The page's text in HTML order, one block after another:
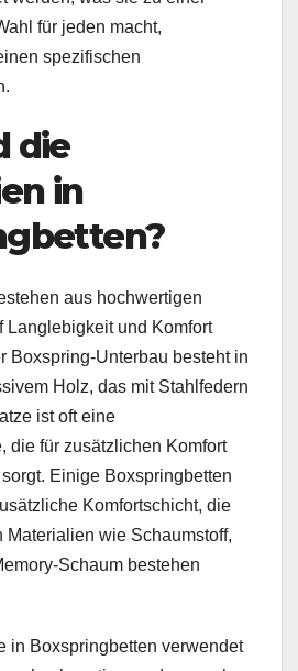
für jeden macht,
spezifischen
die
in
aus hochwertigen
Langlebigkeit und Komfort
Boxspring-Unterbau besteht in
Holz, das mit Stahlfedern
ist oft eine
die für zusätzlichen Komfort
Einige Boxspringbetten
Komfortschicht, die
Materialien wie Schaumstoff,
Schaum bestehen
in Boxspringbetten verwendet